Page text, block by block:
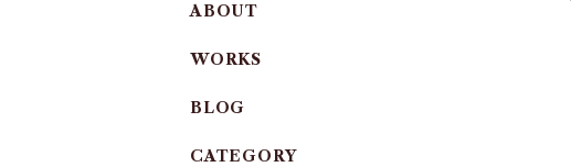
ABOUT
WORKS
BLOG
CATEGORY